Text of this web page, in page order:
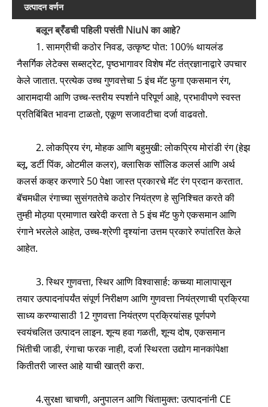
उत्पादन वर्णन
बलून ब्रँडची पहिली पसंती NiuN का आहे?
1. सामग्रीची कठोर निवड, उत्कृष्ट पोत: 100% थायलंड
नैसर्गिक लेटेक्स सब्सट्रेट, पृष्ठभागावर विशेष मॅट तंत्रज्ञानाद्वारे उपचार
केले जातात. प्रत्येक उच्च गुणवत्तेचा 5 इंच मॅट फुगा एकसमान रंग,
आरामदायी आणि उच्च-स्तरीय स्पर्शाने परिपूर्ण आहे, प्रभावीपणे स्वस्त
प्रतिबिंबित भावना टाळतो, एकूण सजावटीचा दर्जा वाढवतो.
2. लोकप्रिय रंग, मोहक आणि बहुमुखी: लोकप्रिय मोरांडी रंग (हेझ
ब्लू, डर्टी पिंक, ओटमील कलर), क्लासिक सॉलिड कलर्स आणि अर्थ
कलर्स कव्हर करणारे 50 पेक्षा जास्त प्रकारचे मॅट रंग प्रदान करतात.
बॅचमधील रंगाच्या सुसंगततेचे कठोर नियंत्रण हे सुनिश्चित करते की
तुम्ही मोठ्या प्रमाणात खरेदी करता ते 5 इंच मॅट फुगे एकसमान आणि
रंगाने भरलेले आहेत, उच्च-श्रेणी दृश्यांना उत्तम प्रकारे रुपांतरित केले
आहेत.
3. स्थिर गुणवत्ता, स्थिर आणि विश्वासार्ह: कच्च्या मालापासून
तयार उत्पादनांपर्यंत संपूर्ण निरीक्षण आणि गुणवत्ता नियंत्रणाची प्रक्रिया
साध्य करण्यासाठी 12 गुणवत्ता नियंत्रण प्रक्रियांसह पूर्णपणे
स्वयंचलित उत्पादन लाइन. शून्य हवा गळती, शून्य दोष, एकसमान
भिंतीची जाडी, रंगाचा फरक नाही, दर्जा स्थिरता उद्योग मानकांपेक्षा
कितीतरी जास्त आहे याची खात्री करा.
4.सुरक्षा चाचणी, अनुपालन आणि चिंतामुक्त: उत्पादनांनी CE